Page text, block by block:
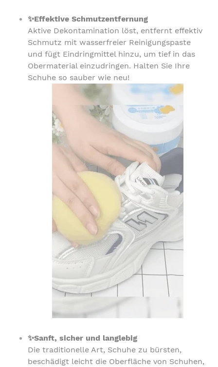
✨Effektive Schmutzentfernung
Aktive Dekontamination löst, entfernt effektiv
Schmutz mit wasserfreier Reinigungspaste
und fügt Eindringmittel hinzu, um tief in das
Obermaterial einzudringen. Halten Sie Ihre
Schuhe so sauber wie neu!
✨Sanft, sicher und langlebig
Die traditionelle Art, Schuhe zu bürsten,
beschädigt leicht die Oberfläche von Schuhen,